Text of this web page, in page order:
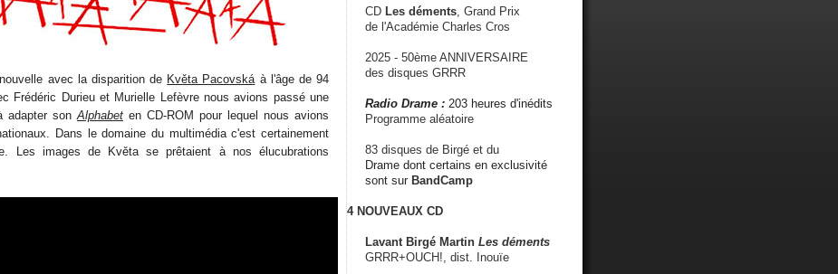
avec la disparition de Květa Pacovská à l'âge de 94
Frédéric Durieu et Murielle Lefèvre nous avions passé une
adapter son Alphabet en CD-ROM pour lequel nous avions
Dans le domaine du multimédia c'est certainement
Les images de Květa se prêtaient à nos élucubrations
CD Les déments , Grand Prix
de l'Académie Charles Cros
2025 - 50ème ANNIVERSAIRE
des disques GRRR
Radio Drame : 203 heures d'inédits
Programme aléatoire
83 disques de Birgé et du
Drame dont certains en exclusivité
sont sur BandCamp
4 NOUVEAUX CD
Lavant Birgé Martin Les déments
GRRR+OUCH!, dist. Inouïe